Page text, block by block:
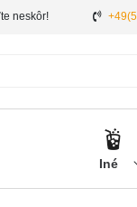
neskôr!
Iné